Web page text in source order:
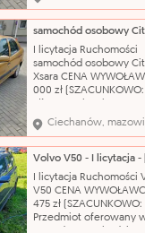
Citroën Model: Xsara
nadwozia: hatchback-
Pojemność silnika: 1587
Rodzaj paliwa:
produkcji: 2002
biegów: manualna Nr
I licytacja Ruchomości
samochód osobowy
Xsara CENA
000 zł
Samochód osobowy
Citroën Model: Xsara
nadwozia: hatchback-
Pojemność silnika: 1587
Rodzaj paliwa:
produkcji: 2002
biegów: manualna Nr
Ciechanów,
I licytacja Ruchomości
V50 CENA
475 zł (SZACUNKOWO:
Przedmiot oferowany